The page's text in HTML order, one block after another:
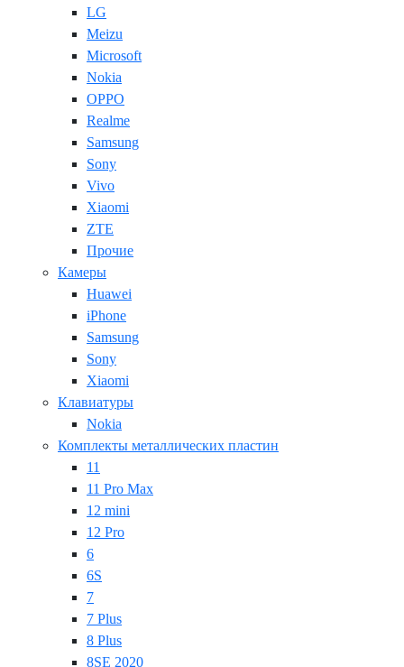
LG
Meizu
Microsoft
Nokia
OPPO
Realme
Samsung
Sony
Vivo
Xiaomi
ZTE
Прочие
Камеры
Huawei
iPhone
Samsung
Sony
Xiaomi
Клавиатуры
Nokia
Комплекты металлических пластин
11
11 Pro Max
12 mini
12 Pro
6
6S
7
7 Plus
8 Plus
8SE 2020